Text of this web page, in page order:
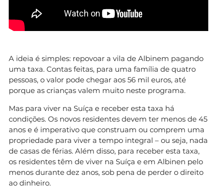
A ideia é simples: repovoar a vila de Albinem pagando
uma taxa. Contas feitas, para uma família de quatro
pessoas, o valor pode chegar aos 56 mil euros, até
porque as crianças valem muito neste programa.
Mas para viver na Suíça e receber esta taxa há
condições. Os novos residentes devem ter menos de 45
anos e é imperativo que construam ou comprem uma
propriedade para viver a tempo integral – ou seja, nada
de casas de férias. Além disso, para receber esta taxa,
os residentes têm de viver na Suíça e em Albinen pelo
menos durante dez anos, sob pena de perder o direito
ao dinheiro.